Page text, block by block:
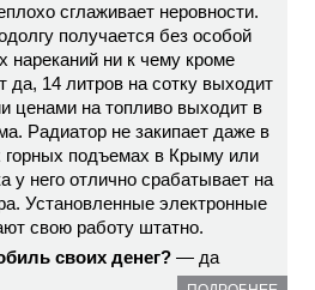
сглаживает неровности.
получается без особой
нареканий ни к чему кроме
да, 14 литров на сотку выходит
ценами на топливо выходит в
Радиатор не закипает даже в
горных подъемах в Крыму или
у него отлично срабатывает на
Установленные электронные
свою работу штатно.
своих денег? — да